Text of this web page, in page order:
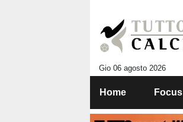
Gio 06 agosto 2026
Home Focus